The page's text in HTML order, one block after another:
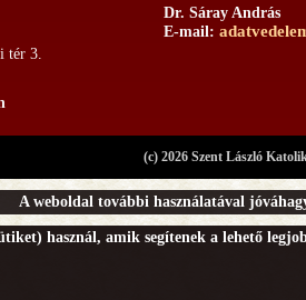
tér 3.
Dr. Sáray András
E-mail:
(c) 2026 Szent László
A weboldal további használatával
használ, amik segítenek a lehető